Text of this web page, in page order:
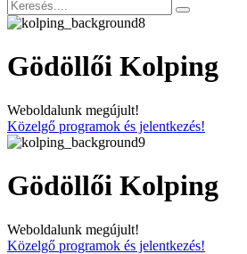
Gödöllői Kolping
Weboldalunk megújult!
Közelgő programok és jelentkezés!
Gödöllői Kolping
Weboldalunk megújult!
Közelgő programok és jelentkezés!